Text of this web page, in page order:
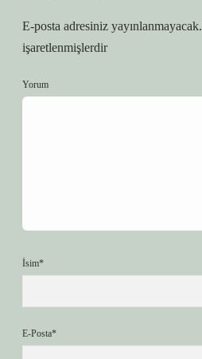
E-posta adresiniz yayınlanmayacak.
işaretlenmişlerdir
Yorum
İsim*
E-Posta*